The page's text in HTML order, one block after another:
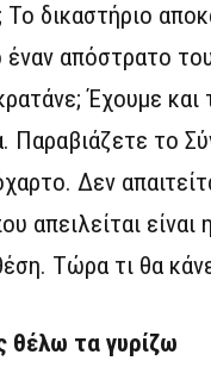
δικαστήριο
απόστρατο
Έχουμε
το
Δεν
απειλείται
Τώρα τι θα
θέλω τα γυρίζω